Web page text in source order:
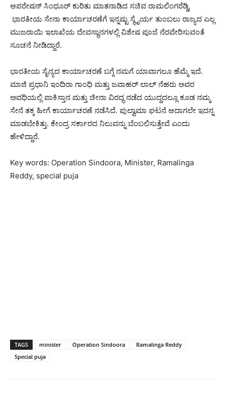
ಆಪರೇಷನ್ ಸಿಂಧೂರ್ ಕುರಿತು ಮಾತನಾಡಿದ ಸಚಿವ ರಾಮಲಿಂಗರೆಡ್ಡಿ,
ಭಾರತೀಯ ಸೇನಾ ಕಾರ್ಯಾಚರಣೆಗೆ ಇನ್ನಷ್ಟು ಸ್ಥೈರ್ಯ ತುಂಬಲು ರಾಜ್ಯದ ಎಲ್ಲ
ಮುಜರಾಯಿ ಇಲಾಖೆಯ ದೇವಸ್ಥಾನಗಳಲ್ಲಿ ವಿಶೇಷ ಪೂಜೆ ನೆರವೇರಿಸುವಂತೆ
ಸೂಚನೆ ನೀಡಿದ್ದಾರೆ.
ಭಾರತೀಯ ಸೈನ್ಯದ ಕಾರ್ಯಾಚರಣೆ ಬಗ್ಗೆ ನಮಗೆ ಯಾವಾಗಲೂ ಹೆಮ್ಮೆ ಇದೆ.
ಮಾಜಿ ಪ್ರಧಾನಿ ಇಂದಿರಾ ಗಾಂಧಿ ಮತ್ತು ಜವಾಹರ್​ ಲಾಲ್​ ನೆಹರು ಅವರ
ಅವಧಿಯಲ್ಲಿ ಪಾಕಿಸ್ತಾನ ಮತ್ತು ಚೀನಾ ವಿರದ್ಧ ನಡೆದ ಯುದ್ದದಲ್ಲೂ ಕೂಡ ನಮ್ಮ
ಸೇನೆ ತಕ್ಕ ಹೀಗೆ ಕಾರ್ಯಾಚರಣೆ ನಡೆಸಿದೆ. ಪುಲ್ವಾಮಾ ಘಟನೆ ಆದಾಗಲೇ ಇದನ್ನ
ಮಾಡಬೇಕಿತ್ತು. ಕೇಂದ್ರ ಸರ್ಕಾರದ ನಿಲುವನ್ನು ಬೆಂಬಲಿಸುತ್ತೇವೆ ಎಂದು
ಹೇಳಿದ್ದಾರೆ.
Key words: Operation Sindoora, Minister, Ramalinga
Reddy, special puja
TAGS minister Operation Sindoora
Ramalinga Reddy
Special puja